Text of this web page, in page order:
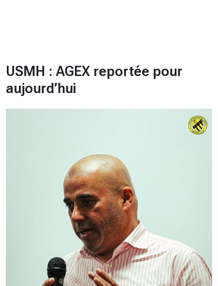
USMH : AGEX reportée pour
aujourd’hui